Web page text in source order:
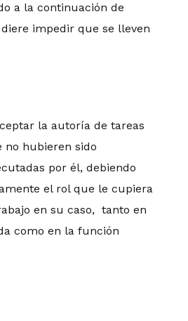
a la continuación de
impedir que se lleven
la autoría de tareas
no hubieren sido
por él, debiendo
el rol que le cupiera
en su caso, tanto en
como en la función